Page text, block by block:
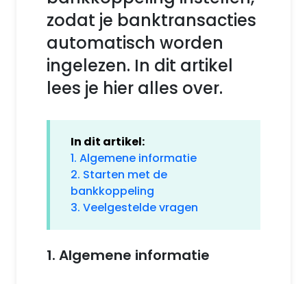
zodat je banktransacties
automatisch worden
ingelezen. In dit artikel
lees je hier alles over.
In dit artikel:
1. Algemene informatie
2. Starten met de
bankkoppeling
3. Veelgestelde vragen
1. Algemene informatie